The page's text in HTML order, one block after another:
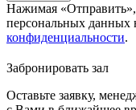
Нажимая «Отправить»,
персональных данных
конфиденциальности.
Забронировать зал
Оставьте заявку,